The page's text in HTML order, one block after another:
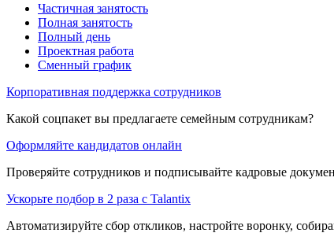
Частичная занятость
Полная занятость
Полный день
Проектная работа
Сменный график
Корпоративная поддержка сотрудников
Какой соцпакет вы предлагаете семейным сотрудникам?
Оформляйте кандидатов онлайн
Проверяйте сотрудников и подписывайте кадровые
Ускорьте подбор в 2 раза с Talantix
Автоматизируйте сбор откликов, настройте воронку,